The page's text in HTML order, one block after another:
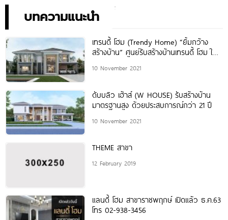
บทความแนะนำ
เทรนดี้ โฮม (Trendy Home) “ยิ้มกว้าง
สร้างบ้าน” ศูนย์รับสร้างบ้านเทรนดี้ โฮม ใน
10 November 2021
ดับบลิว เฮ้าส์ (W HOUSE) รับสร้างบ้าน
มาตรฐานสูง ด้วยประสบการณ์กว่า 21 ปี
10 November 2021
THEME สาขา
12 February 2019
แลนดี้ โฮม สาขาราชพฤกษ์ เปิดแล้ว ธ.ค.63
โทร 02-938-3456